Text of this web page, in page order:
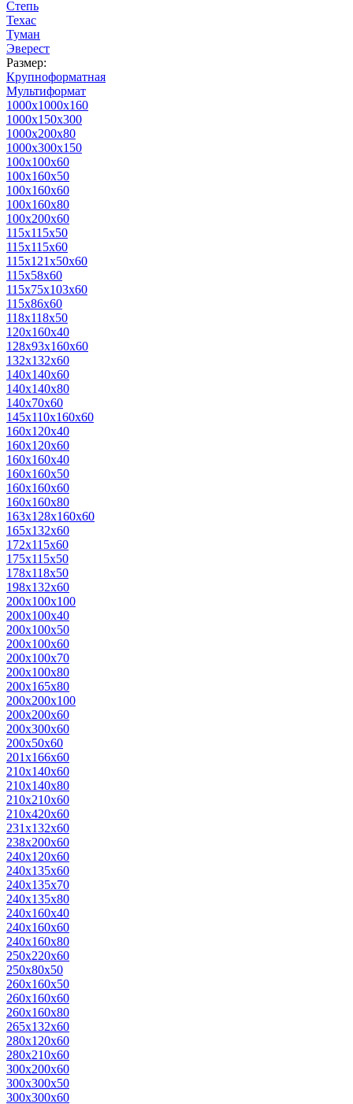
Степь
Техас
Туман
Эверест
Размер:
Крупноформатная
Мультиформат
1000х1000х160
1000х150х300
1000х200х80
1000х300х150
100х100х60
100х160х50
100х160х60
100х160х80
100х200х60
115х115х50
115х115х60
115х121х50х60
115х58х60
115х75х103х60
115х86х60
118х118х50
120х160х40
128х93х160х60
132х132х60
140х140х60
140х140х80
140х70х60
145х110х160х60
160х120х40
160х120х60
160х160х40
160х160х50
160х160х60
160х160х80
163х128х160х60
165х132х60
172х115х60
175х115х50
178х118х50
198х132х60
200х100х100
200х100х40
200х100х50
200х100х60
200х100х70
200х100х80
200х165х80
200х200х100
200х200х60
200х300х60
200х50х60
201х166х60
210х140х60
210х140х80
210х210х60
210х420х60
231х132х60
238х200х60
240х120х60
240х135х60
240х135х70
240х135х80
240х160х40
240х160х60
240х160х80
250х220х60
250х80х50
260х160х50
260х160х60
260х160х80
265х132х60
280х120х60
280х210х60
300х200х60
300х300х50
300х300х60